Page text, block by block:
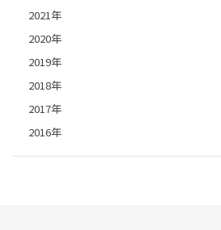
2021年
2020年
2019年
2018年
2017年
2016年